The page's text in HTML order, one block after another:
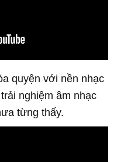
quyện với nền nhạc
nghiệm âm nhạc
từng thấy.